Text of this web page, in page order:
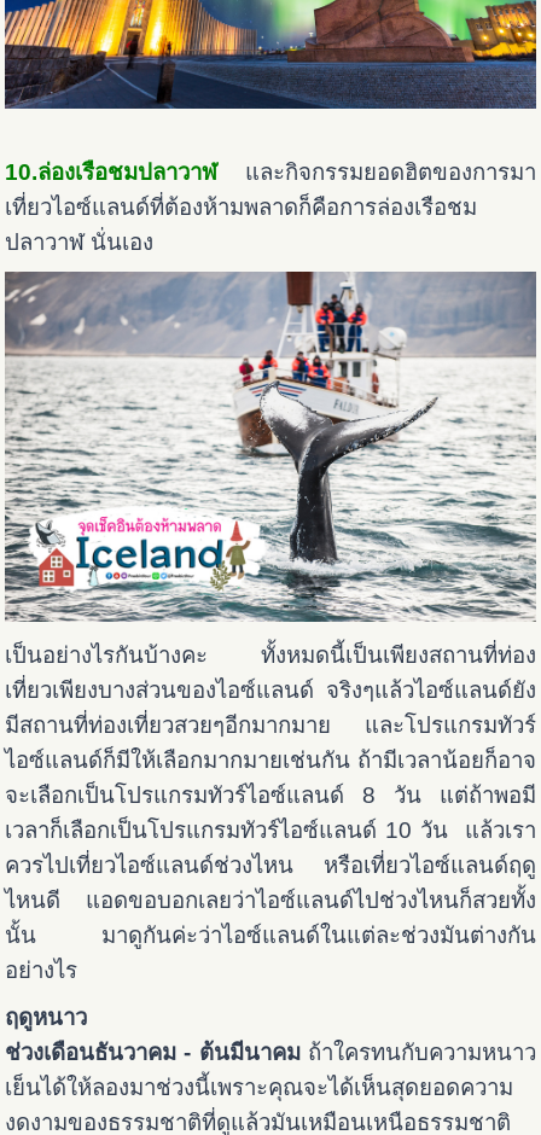
10.ล่องเรือชมปลาวาฬและกิจกรรมยอดฮิตของการมา
เที่ยวไอซ์แลนด์ที่ต้องห้ามพลาดก็คือการล่องเรือชม
ปลาวาฬ นั่นเอง
เป็นอย่างไรกันบ้างคะ ทั้งหมดนี้เป็นเพียงสถานที่ท่อง
เที่ยวเพียงบางส่วนของไอซ์แลนด์ จริงๆแล้วไอซ์แลนด์ยัง
มีสถานที่ท่องเที่ยวสวยๆอีกมากมาย และโปรแกรมทัวร์
ไอซ์แลนด์ก็มีให้เลือกมากมายเช่นกัน ถ้ามีเวลาน้อยก็อาจ
จะเลือกเป็นโปรแกรมทัวร์ไอซ์แลนด์ 8 วัน แต่ถ้าพอมี
เวลาก็เลือกเป็นโปรแกรมทัวร์ไอซ์แลนด์ 10 วัน แล้วเรา
ควรไปเที่ยวไอซ์แลนด์ช่วงไหน หรือเที่ยวไอซ์แลนด์ฤดู
ไหนดี แอดขอบอกเลยว่าไอซ์แลนด์ไปช่วงไหนก็สวยทั้ง
นั้น มาดูกันค่ะว่าไอซ์แลนด์ในแต่ละช่วงมันต่างกัน
อย่างไร
ฤดูหนาว
ช่วงเดือนธันวาคม - ต้นมีนาคมถ้าใครทนกับความหนาว
เย็นได้ให้ลองมาช่วงนี้เพราะคุณจะได้เห็นสุดยอดความ
งดงามของธรรมชาติที่ดูแล้วมันเหมือนเหนือธรรมชาติ